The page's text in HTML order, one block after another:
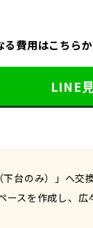
る費用はこちら
LINE
台のみ）」へ交
スを作成し、広